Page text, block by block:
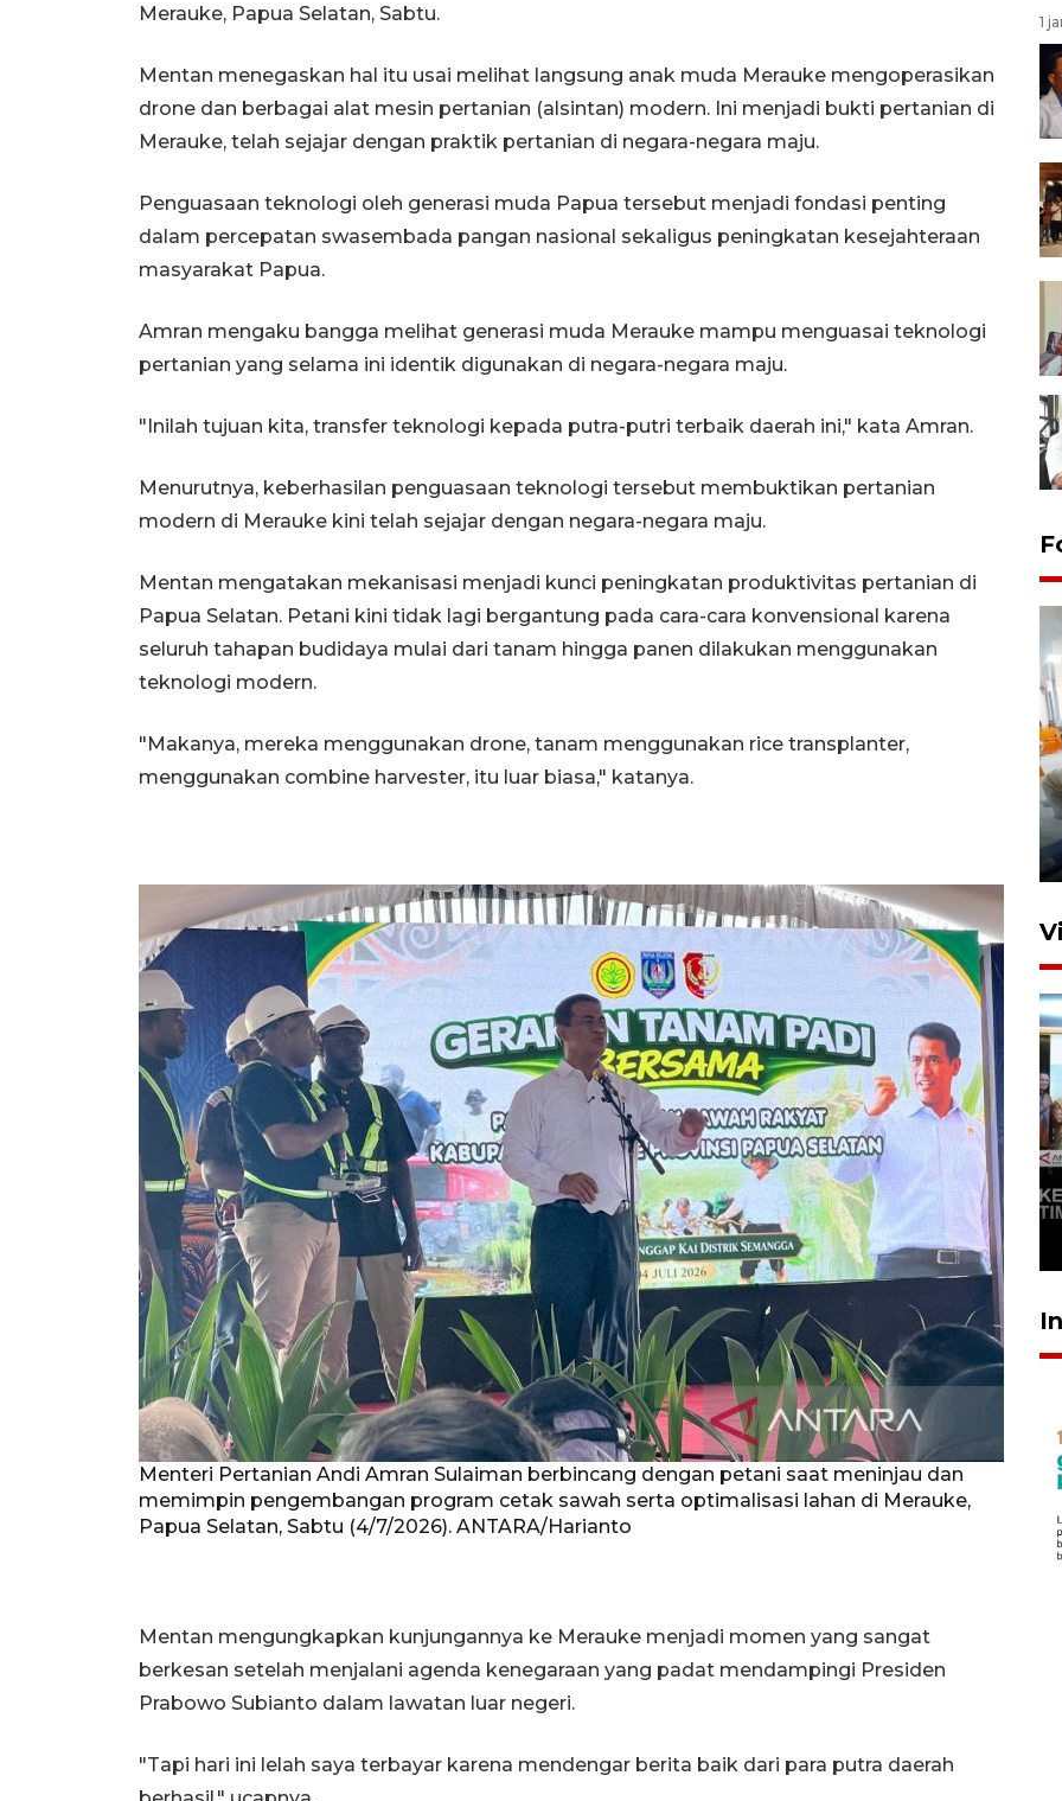
Merauke, Papua Selatan, Sabtu.
Mentan menegaskan hal itu usai melihat langsung anak muda Merauke mengoperasikan
drone dan berbagai alat mesin pertanian (alsintan) modern. Ini menjadi bukti pertanian di
Merauke, telah sejajar dengan praktik pertanian di negara-negara maju.
Penguasaan teknologi oleh generasi muda Papua tersebut menjadi fondasi penting
dalam percepatan swasembada pangan nasional sekaligus peningkatan kesejahteraan
masyarakat Papua.
Amran mengaku bangga melihat generasi muda Merauke mampu menguasai teknologi
pertanian yang selama ini identik digunakan di negara-negara maju.
"Inilah tujuan kita, transfer teknologi kepada putra-putri terbaik daerah ini," kata Amran.
Menurutnya, keberhasilan penguasaan teknologi tersebut membuktikan pertanian
modern di Merauke kini telah sejajar dengan negara-negara maju.
Mentan mengatakan mekanisasi menjadi kunci peningkatan produktivitas pertanian di
Papua Selatan. Petani kini tidak lagi bergantung pada cara-cara konvensional karena
seluruh tahapan budidaya mulai dari tanam hingga panen dilakukan menggunakan
teknologi modern.
"Makanya, mereka menggunakan drone, tanam menggunakan rice transplanter,
menggunakan combine harvester, itu luar biasa," katanya.
Menteri Pertanian Andi Amran Sulaiman berbincang dengan petani saat meninjau dan
memimpin pengembangan program cetak sawah serta optimalisasi lahan di Merauke,
Papua Selatan, Sabtu (4/7/2026). ANTARA/Harianto
Mentan mengungkapkan kunjungannya ke Merauke menjadi momen yang sangat
berkesan setelah menjalani agenda kenegaraan yang padat mendampingi Presiden
Prabowo Subianto dalam lawatan luar negeri.
"Tapi hari ini lelah saya terbayar karena mendengar berita baik dari para putra daerah
1
Mewujudkan damai di Kwamki
KORMI MIMIKA RUTIN GELAR
"CAR FREE DAY" SETIAP
SABTU
29 April 2026 17:04